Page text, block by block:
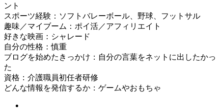
ント
スポーツ経験：ソフトバレーボール、野球、フットサル
趣味／マイブーム：ポイ活／アフィリエイト
好きな映画：シャレード
自分の性格：慎重
ブログを始めたきっかけ：自分の言葉をネットに出したかっ
た
資格：介護職員初任者研修
どんな情報を発信するか：ゲームやおもちゃ